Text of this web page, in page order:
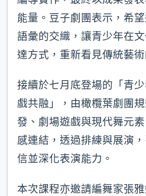
能量。豆子劇團表示，希
語彙的交織，讓青少年在
達方式，重新看見傳統藝術
接續於七月底登場的「青
戲共融」，由橄欖葉劇團
發、劇場遊戲與現代舞元
感連結，透過排練與展演
信並深化表演能力。
本次課程亦邀請編舞家張